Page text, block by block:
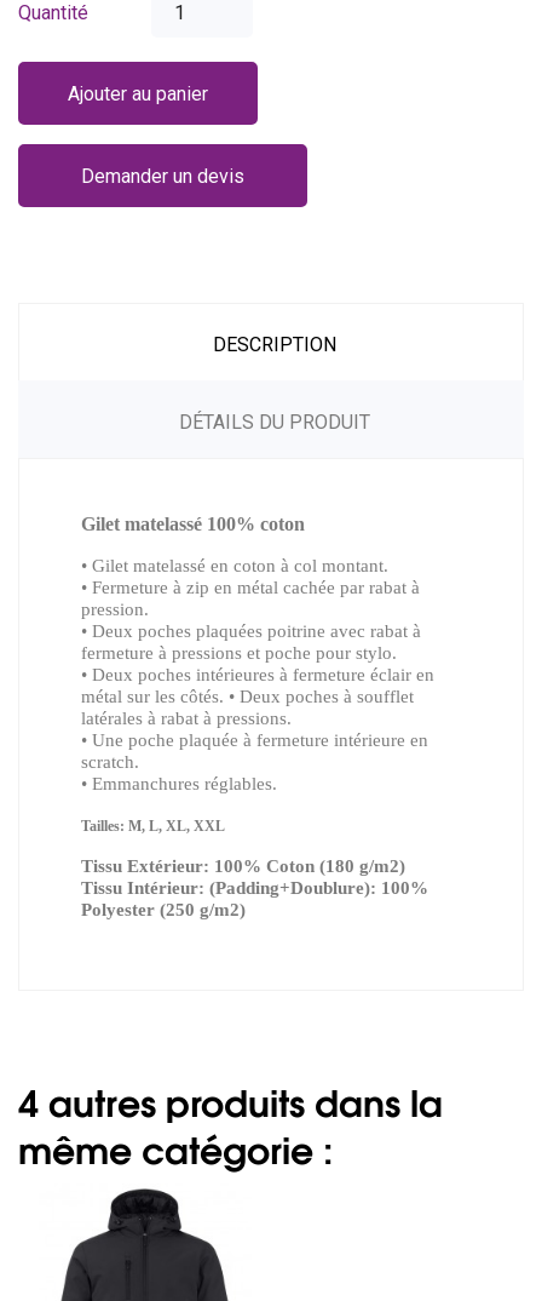
Quantité
Ajouter au panier
Demander un devis
DESCRIPTION
DÉTAILS DU PRODUIT
Gilet matelassé 100% coton
• Gilet matelassé en coton à col montant.
• Fermeture à zip en métal cachée par rabat à
pression.
• Deux poches plaquées poitrine avec rabat à
fermeture à pressions et poche pour stylo.
• Deux poches intérieures à fermeture éclair en
métal sur les côtés. • Deux poches à soufflet
latérales à rabat à pressions.
• Une poche plaquée à fermeture intérieure en
scratch.
• Emmanchures réglables.
Tailles: M, L, XL, XXL
Tissu Extérieur: 100% Coton (180 g/m2)
Tissu Intérieur: (Padding+Doublure): 100%
Polyester (250 g/m2)
4 autres produits dans la
même catégorie :